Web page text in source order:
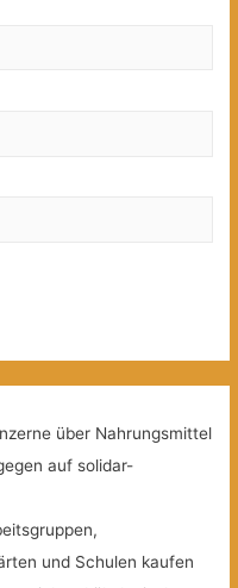
über Nahrungsmittel
auf solidar-
und Schulen kaufen